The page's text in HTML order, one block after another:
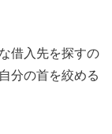
借入先を探すの
分の首を絞める